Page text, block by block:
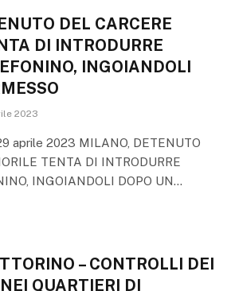
DEL CARCERE
DI INTRODURRE
INGOIANDOLI
2023
aprile 2023 MILANO, DETENUTO
TENTA DI INTRODURRE
INGOIANDOLI DOPO UN…
– CONTROLLI DEI
QUARTIERI DI